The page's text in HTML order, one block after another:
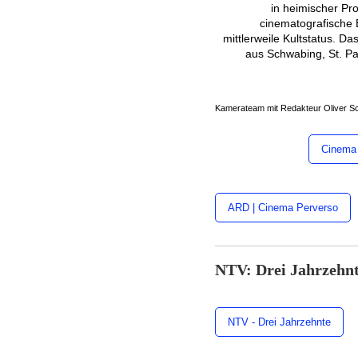
in heimischer
cinematografische
mittlerweile Kultstatus.
aus Schwabing, St.
Kamerateam mit Redakteur Oliver
ARD | Cinema Perverso
NTV: Drei
NTV - Drei Jahrzehnte